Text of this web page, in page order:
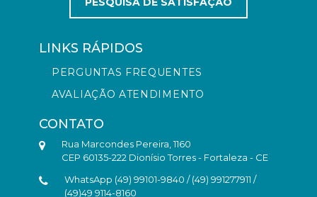
LINKS RÁPIDOS
PERGUNTAS FREQUENTES
AVALIAÇÃO ATENDIMENTO
CONTATO
Rua Marcondes Pereira, 1160
CEP 60135-222 Dionísio Torres - Fortaleza - CE
WhatsApp (49) 99101-9840 / (49) 991277911 /
(49)49 9114-8160